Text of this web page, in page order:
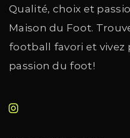
Qualité, choix et
Maison du Foot.
football favori et
passion du foot!